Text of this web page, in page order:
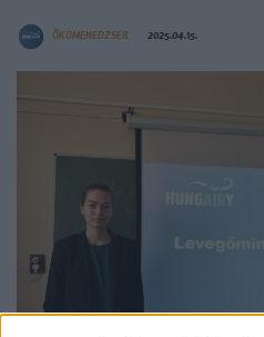
ÖKOMENEDZSER 2025.04.15.